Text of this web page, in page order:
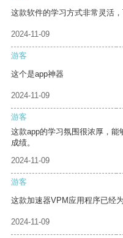
这款软件的学习方式非常灵活
2024-11-09
游客
这个是app神器
2024-11-09
游客
这款app的学习氛围很浓厚，
成绩。
2024-11-09
游客
这款加速器VPM应用程序已经
2024-11-09